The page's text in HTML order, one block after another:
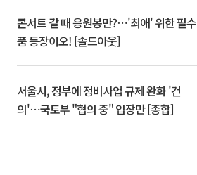
콘서트 갈 때 응원봉만?⋯'최애' 위한 필수
품 등장이오! [솔드아웃]
서울시, 정부에 정비사업 규제 완화 '건
의'⋯국토부 "협의 중" 입장만 [종합]